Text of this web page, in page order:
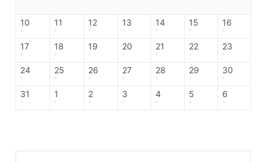
10 11 12 13 14 15 16
17 18 19 20 21 22 23
24 25 26 27 28 29 30
31 1 2 3 4 5 6